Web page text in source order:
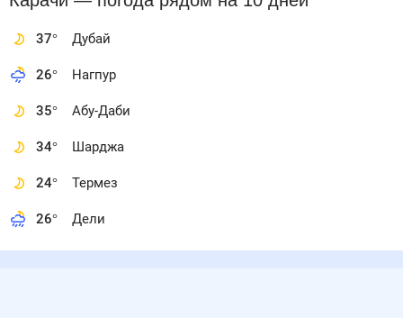
37° Дубай
26° Нагпур
35° Абу-Даби
34° Шарджа
24° Термез
26° Дели